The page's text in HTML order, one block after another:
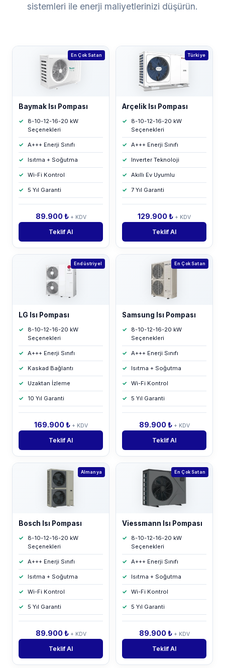
sistemleri ile enerji maliyetlerinizi düşürün.
En Çok Satan
Baymak Isı Pompası
8-10-12-16-20 kW
Seçenekleri
A+++ Enerji Sınıfı
Isıtma + Soğutma
Wi-Fi Kontrol
5 Yıl Garanti
89.900 ₺ + KDV
Teklif Al
Türkiye
Arçelik Isı Pompası
8-10-12-16-20 kW
Seçenekleri
A+++ Enerji Sınıfı
Inverter Teknoloji
Akıllı Ev Uyumlu
7 Yıl Garanti
129.900 ₺ + KDV
Teklif Al
Endüstriyel
LG Isı Pompası
8-10-12-16-20 kW
Seçenekleri
A+++ Enerji Sınıfı
Kaskad Bağlantı
Uzaktan İzleme
10 Yıl Garanti
169.900 ₺ + KDV
Teklif Al
En Çok Satan
Samsung Isı Pompası
8-10-12-16-20 kW
Seçenekleri
A+++ Enerji Sınıfı
Isıtma + Soğutma
Wi-Fi Kontrol
5 Yıl Garanti
89.900 ₺ + KDV
Teklif Al
Almanya
Bosch Isı Pompası
8-10-12-16-20 kW
Seçenekleri
A+++ Enerji Sınıfı
Isıtma + Soğutma
Wi-Fi Kontrol
5 Yıl Garanti
89.900 ₺ + KDV
Teklif Al
En Çok Satan
Viessmann Isı Pompası
8-10-12-16-20 kW
Seçenekleri
A+++ Enerji Sınıfı
Isıtma + Soğutma
Wi-Fi Kontrol
5 Yıl Garanti
89.900 ₺ + KDV
Teklif Al